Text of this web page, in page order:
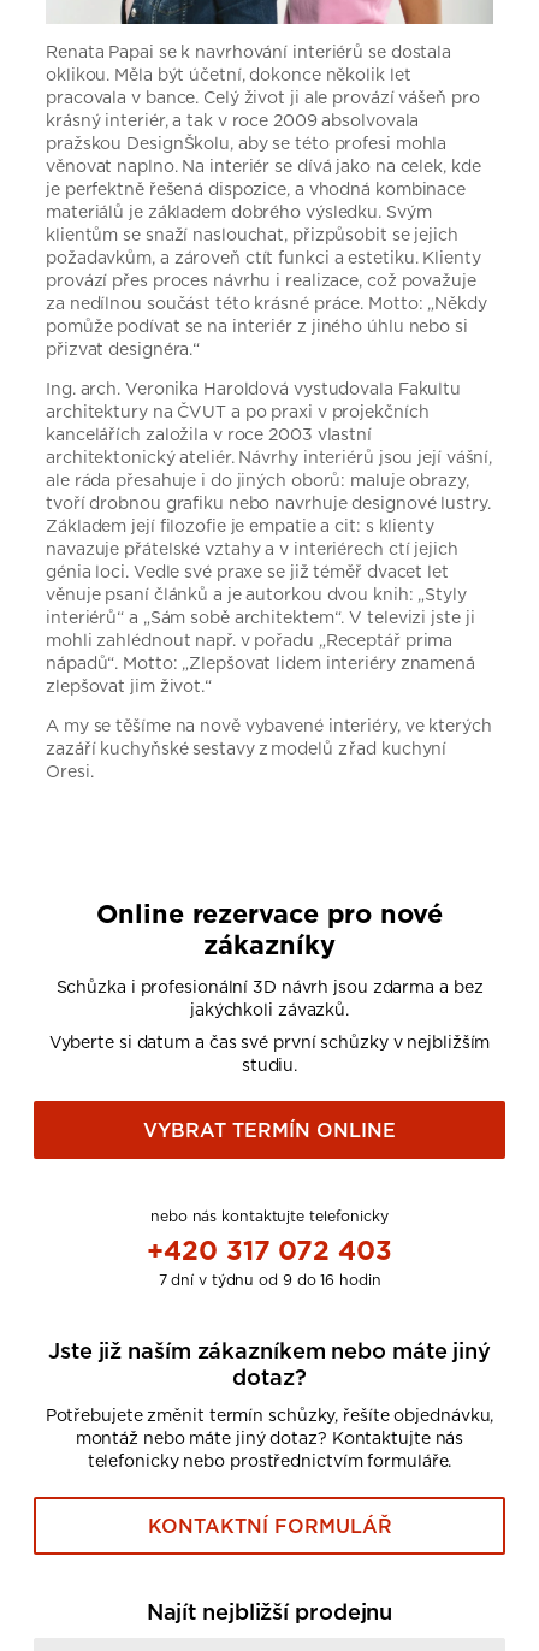
Renata Papai se k navrhování interiérů se dostala
oklikou. Měla být účetní, dokonce několik let
pracovala v bance. Celý život ji ale provází vášeň pro
krásný interiér, a tak v roce 2009 absolvovala
pražskou DesignŠkolu, aby se této profesi mohla
věnovat naplno. Na interiér se dívá jako na celek, kde
je perfektně řešená dispozice, a vhodná kombinace
materiálů je základem dobrého výsledku. Svým
klientům se snaží naslouchat, přizpůsobit se jejich
požadavkům, a zároveň ctít funkci a estetiku. Klienty
provází přes proces návrhu i realizace, což považuje
za nedílnou součást této krásné práce. Motto: „Někdy
pomůže podívat se na interiér z jiného úhlu nebo si
přizvat designéra.“
Ing. arch. Veronika Haroldová vystudovala Fakultu
architektury na ČVUT a po praxi v projekčních
kancelářích založila v roce 2003 vlastní
architektonický ateliér. Návrhy interiérů jsou její vášní,
ale ráda přesahuje i do jiných oborů: maluje obrazy,
tvoří drobnou grafiku nebo navrhuje designové lustry.
Základem její filozofie je empatie a cit: s klienty
navazuje přátelské vztahy a v interiérech ctí jejich
génia loci. Vedle své praxe se již téměř dvacet let
věnuje psaní článků a je autorkou dvou knih: „Styly
interiérů“ a „Sám sobě architektem“. V televizi jste ji
mohli zahlédnout např. v pořadu „Receptář prima
nápadů“. Motto: „Zlepšovat lidem interiéry znamená
zlepšovat jim život.“
A my se těšíme na nově vybavené interiéry, ve kterých
zazáří kuchyňské sestavy z modelů z řad kuchyní
Oresi.
Online rezervace pro nové
zákazníky
Schůzka i profesionální 3D návrh jsou zdarma a bez
jakýchkoli závazků.
Vyberte si datum a čas své první schůzky v nejbližším
studiu.
VYBRAT TERMÍN ONLINE
nebo nás kontaktujte telefonicky
+420 317 072 403
7 dní v týdnu od 9 do 16 hodin
Jste již naším zákazníkem nebo máte jiný
dotaz?
Potřebujete změnit termín schůzky, řešíte objednávku,
montáž nebo máte jiný dotaz? Kontaktujte nás
telefonicky nebo prostřednictvím formuláře.
KONTAKTNÍ FORMULÁŘ
Najít nejbližší prodejnu